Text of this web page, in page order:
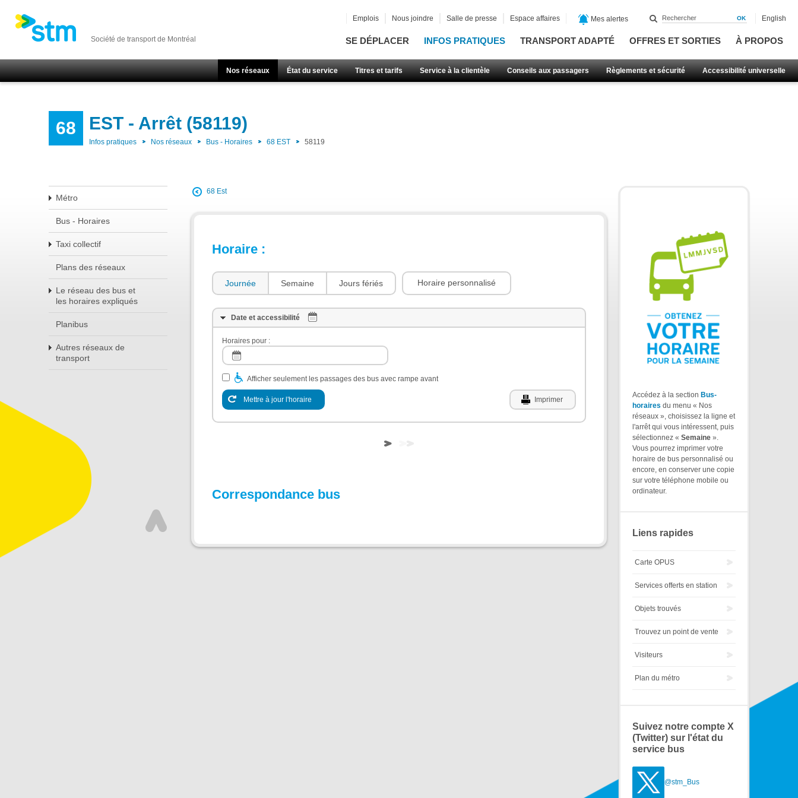
Société de transport de Montréal SE DÉPLACER INFOS PRATIQUES TRANSPORT ADAPTÉ OFFRES ET SORTIES À PROPOS
Nos réseaux État du service Titres et tarifs Service à la clientèle Conseils aux passagers Règlements et sécurité Accessibilité universelle
Emplois Nous joindre Salle de presse Espace affaires Mes alertes English
68 EST - Arrêt (58119)
Infos pratiques Nos réseaux Bus - Horaires 68 EST 58119
Métro
Bus - Horaires
Taxi collectif
Plans des réseaux
Le réseau des bus et
les horaires expliqués
Planibus
Autres réseaux de
transport
68 Est
Horaire :
Journée Semaine Jours fériés Horaire personnalisé
Date et accessibilité
Horaires pour :
Afficher seulement les passages des bus avec rampe avant
Mettre à jour l'horaire Imprimer
Correspondance bus
Accédez à la section Bus-
horaires du menu « Nos
réseaux », choisissez la ligne et
l'arrêt qui vous intéressent, puis
sélectionnez « Semaine ».
Vous pourrez imprimer votre
horaire de bus personnalisé ou
encore, en conserver une copie
sur votre téléphone mobile ou
ordinateur.
Liens rapides
Carte OPUS
Services offerts en station
Objets trouvés
Trouvez un point de vente
Visiteurs
Plan du métro
Suivez notre compte X
(Twitter) sur l'état du
service bus
@stm_Bus